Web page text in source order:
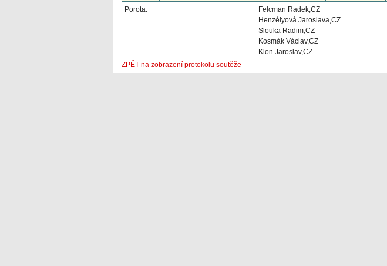
Porota:
Felcman Radek,CZ
Henzélyová Jaroslava,CZ
Slouka Radim,CZ
Kosmák Václav,CZ
Klon Jaroslav,CZ
ZPĚT na zobrazení protokolu soutěže